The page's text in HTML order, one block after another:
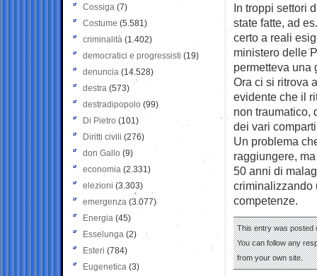
In troppi settori
state fatte, ad
certo a reali
ministero delle
permetteva una
Ora ci si ritrova
evidente che il
non traumatico,
dei vari
Un problema
raggiungere,
50 anni di
criminalizzando
competenze.
This entry was posted
You can follow any
from your own site.
Cossiga (7)
Costume (5.581)
criminalità (1.402)
democratici e progressisti (19)
denuncia (14.528)
destra (573)
destradipopolo (99)
Di Pietro (101)
Diritti civili (276)
don Gallo (9)
economia (2.331)
elezioni (3.303)
emergenza (3.077)
Energia (45)
Esselunga (2)
Esteri (784)
Eugenetica (3)